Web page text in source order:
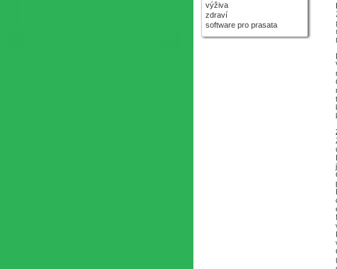
výživa
zdraví
software pro prasata